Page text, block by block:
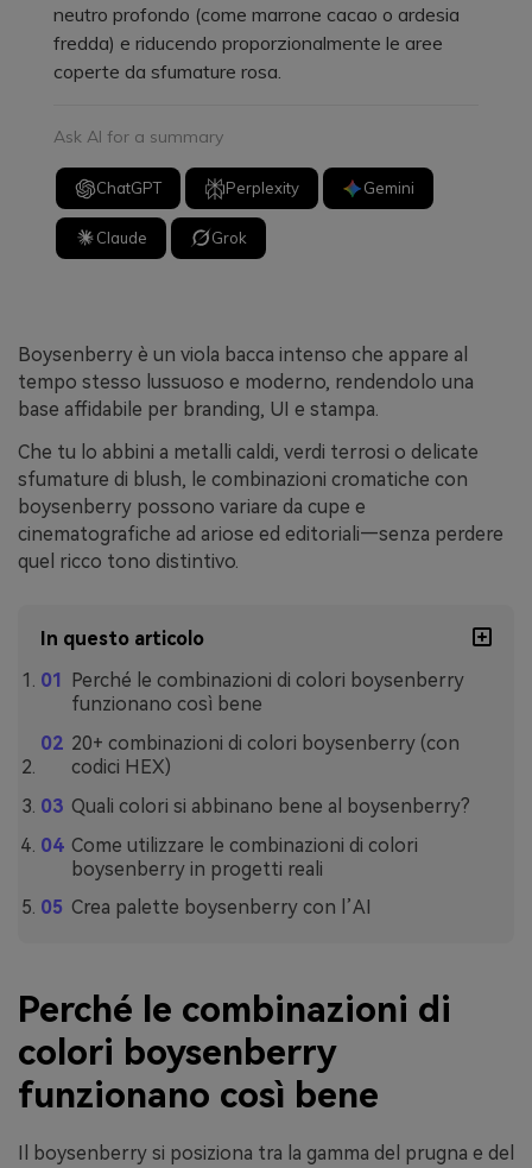
neutro profondo (come marrone cacao o ardesia
fredda) e riducendo proporzionalmente le aree
coperte da sfumature rosa.
Ask AI for a summary
ChatGPT Perplexity Gemini
Claude Grok
Boysenberry è un viola bacca intenso che appare al
tempo stesso lussuoso e moderno, rendendolo una
base affidabile per branding, UI e stampa.
Che tu lo abbini a metalli caldi, verdi terrosi o delicate
sfumature di blush, le combinazioni cromatiche con
boysenberry possono variare da cupe e
cinematografiche ad ariose ed editoriali—senza perdere
quel ricco tono distintivo.
In questo articolo
Perché le combinazioni di colori boysenberry
funzionano così bene
20+ combinazioni di colori boysenberry (con
codici HEX)
Quali colori si abbinano bene al boysenberry?
Come utilizzare le combinazioni di colori
boysenberry in progetti reali
Crea palette boysenberry con l’AI
Perché le combinazioni di
colori boysenberry
funzionano così bene
Il boysenberry si posiziona tra la gamma del prugna e del